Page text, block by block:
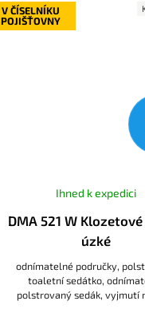
V ČÍSELNÍKU
POJIŠŤOVNY
DMA 521 W
úzké
Ihned k expedici
odnímatelné područky,
toaletní sedátko,
polstrovaný sedák, vyjmutí